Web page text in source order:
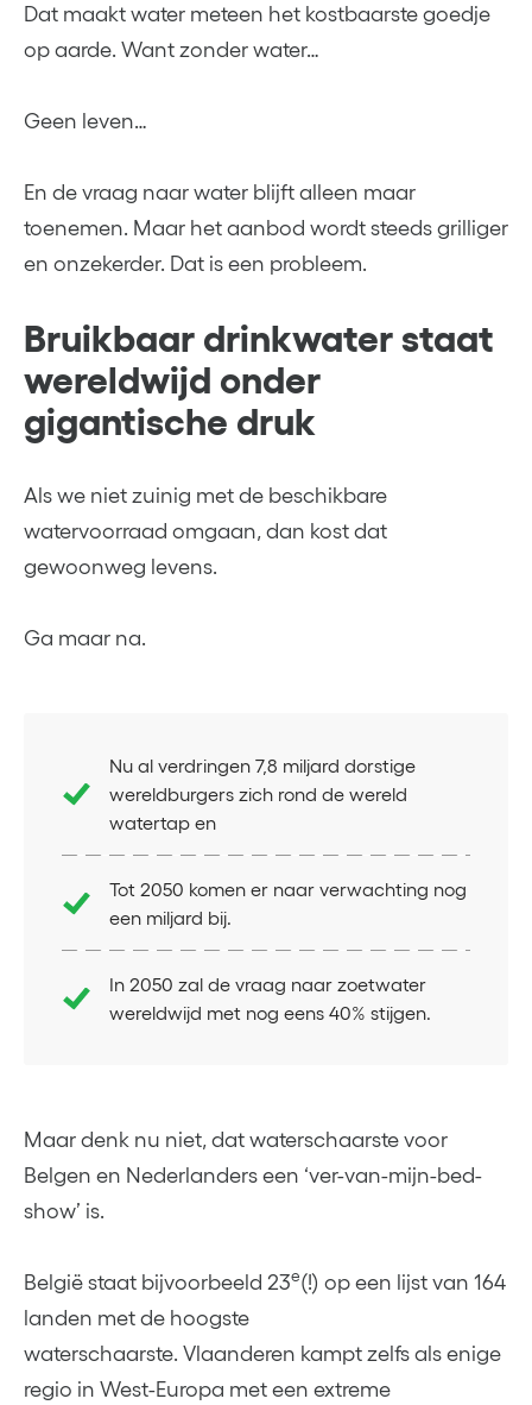
Dat maakt water meteen het kostbaarste goedje
op aarde. Want zonder water…
Geen leven…
En de vraag naar water blijft alleen maar
toenemen. Maar het aanbod wordt steeds grilliger
en onzekerder. Dat is een probleem.
Bruikbaar drinkwater staat
wereldwijd onder
gigantische druk
Als we niet zuinig met de beschikbare
watervoorraad omgaan, dan kost dat
gewoonweg levens.
Ga maar na.
Nu al verdringen 7,8 miljard dorstige
wereldburgers zich rond de wereld
watertap en
Tot 2050 komen er naar verwachting nog
een miljard bij.
In 2050 zal de vraag naar zoetwater
wereldwijd met nog eens 40% stijgen.
Maar denk nu niet, dat waterschaarste voor
Belgen en Nederlanders een ‘ver-van-mijn-bed-
show’ is.
België staat bijvoorbeeld 23e(!) op een lijst van 164
landen met de hoogste
waterschaarste. Vlaanderen kampt zelfs als enige
regio in West-Europa met een extreme